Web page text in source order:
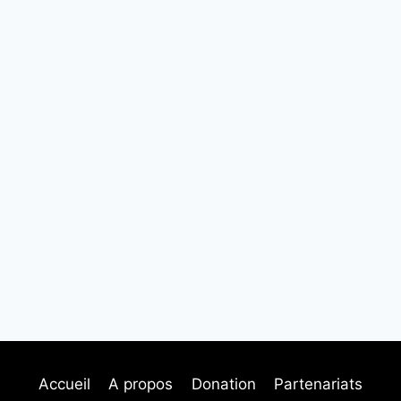
Accueil A propos Donation Partenariats